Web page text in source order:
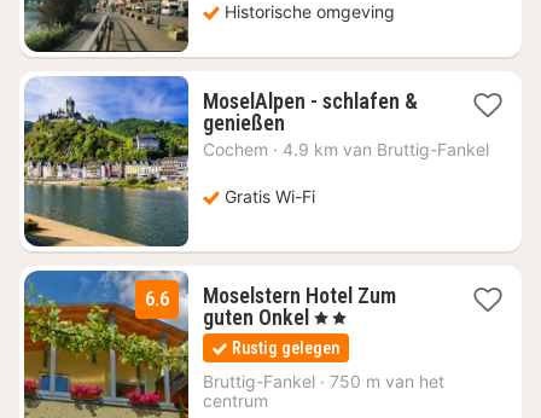
Historische omgeving
MoselAlpen - schlafen &
genießen1
nacht
€
69,63
Cochem · 4.9 km van Bruttig-Fankel
Gratis Wi-Fi
6.6
Moselstern Hotel Zum
guten Onkel 1
nacht
vanaf
€
, 2 Sterren
Rustig gelegen
Bruttig-Fankel · 750 m van het
centrum